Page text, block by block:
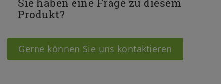
Sie haben eine Frage zu diesem
Produkt?
Gerne können Sie uns kontaktieren